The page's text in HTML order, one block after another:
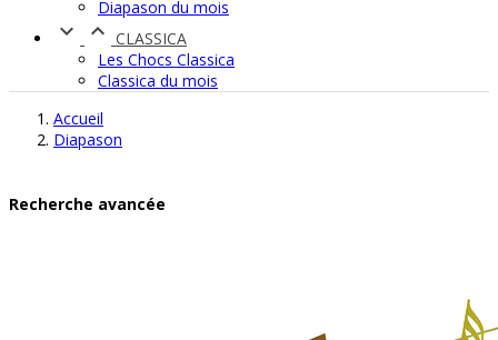
Diapason du mois
  CLASSICA
Les Chocs Classica
Classica du mois
Accueil
Diapason
Recherche avancée